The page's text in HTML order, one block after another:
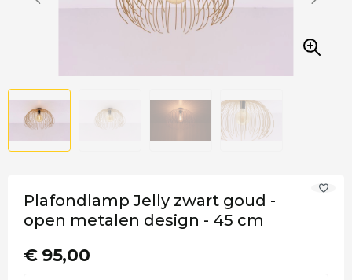
Plafondlamp Jelly zwart goud -
open metalen design - 45 cm
€ 95,00